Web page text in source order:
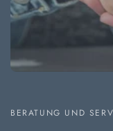
BERATUNG UND